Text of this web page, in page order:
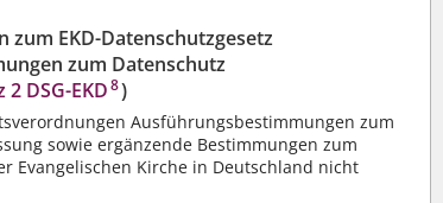
EKD-Datenschutzgesetz
zum Datenschutz
2 DSG-EKD8)
Ausführungsbestimmungen zum
sowie ergänzende Bestimmungen zum
Evangelischen Kirche in Deutschland nicht